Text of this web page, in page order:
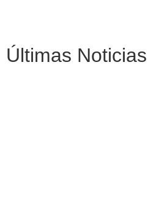
Últimas Noticias